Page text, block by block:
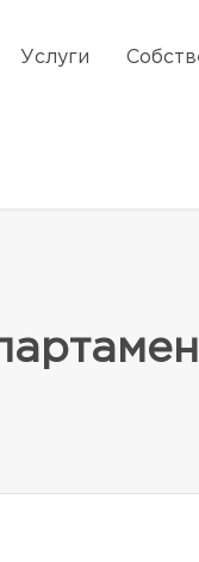
Услуги